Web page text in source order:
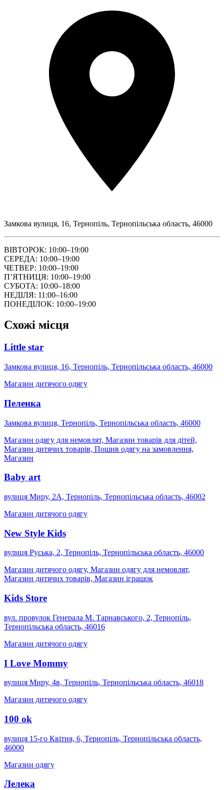
Замкова вулиця, 16, Тернопіль, Тернопільська область, 46000
ВІВТОРОК: 10:00–19:00
СЕРЕДА: 10:00–19:00
ЧЕТВЕР: 10:00–19:00
ПʼЯТНИЦЯ: 10:00–19:00
СУБОТА: 10:00–18:00
НЕДІЛЯ: 11:00–16:00
ПОНЕДІЛОК: 10:00–19:00
Схожі місця
Little star
Замкова вулиця, 16, Тернопіль, Тернопільська область, 46000
Магазин дитячого одягу
Пеленка
Замкова вулиця, Тернопіль, Тернопільська область, 46000
Магазин одягу для немовлят, Магазин товарів для дітей,
Магазин дитячих товарів, Пошив одягу на замовлення,
Магазин
Baby art
вулиця Миру, 2А, Тернопіль, Тернопільська область, 46002
Магазин дитячого одягу
New Style Kids
вулиця Руська, 2, Тернопіль, Тернопільська область, 46000
Магазин дитячого одягу, Магазин одягу для немовлят,
Магазин дитячих товарів, Магазин іграшок
Kids Store
вул. провулок Генерала М. Тарнавського, 2, Тернопіль,
Тернопільська область, 46016
Магазин дитячого одягу
I Love Mommy
вулиця Миру, 4в, Тернопіль, Тернопільська область, 46018
Магазин дитячого одягу
100 ok
вулиця 15-го Квітня, 6, Тернопіль, Тернопільська область,
46000
Магазин одягу
Лелека